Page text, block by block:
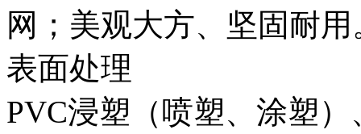
网；美观大方、坚固耐用
表面处理
PVC浸塑（喷塑、涂塑